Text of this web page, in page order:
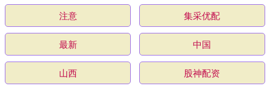
注意 集采优配
最新 中国
山西 股神配资